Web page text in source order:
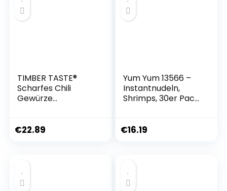
TIMBER TASTE®
Scharfes Chili
Gewürze
[BIS 700000
Geschenk zum
€22.89
Yum Yum 13566 –
Instantnudeln,
Shrimps, 30er Pack
€16.19